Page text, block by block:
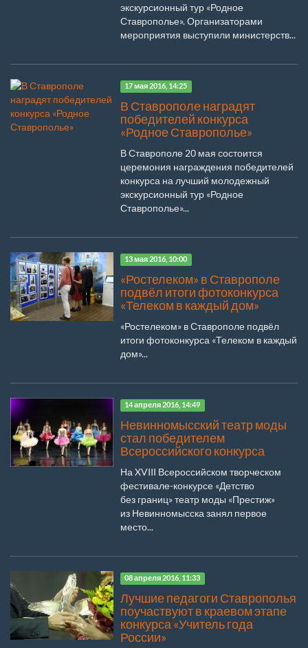
экскурсионный тур «Родное
Ставрополье». Организаторами
мероприятия выступили министерств...
17 мая 2016, 14:25
В Ставрополе наградят
победителей конкурса
«Родное Ставрополье»
В Ставрополе 20 мая состоится
церемония награждения победителей
конкурса на лучший молодежный
экскурсионный тур «Родное
Ставрополье»...
13 мая 2016, 10:00
«Ростелеком» в Ставрополе
подвёл итоги фотоконкурса
«Телеком в каждый дом»
«Ростелеком» в Ставрополе подвёл
итоги фотоконкурса «Телеком в каждый
дом»...
14 апреля 2016, 14:49
Невинномысский театр моды
стал победителем
Всероссийского конкурса
На XVIII Всероссийском творческом
фестивале-конкурсе «Детство
без границ» театр моды «Престиж»
из Невинномысска занял первое
место...
08 апреля 2016, 11:33
Лучшие педагоги Ставрополья
поучаствуют в краевом этапе
конкурса «Учитель года
России»